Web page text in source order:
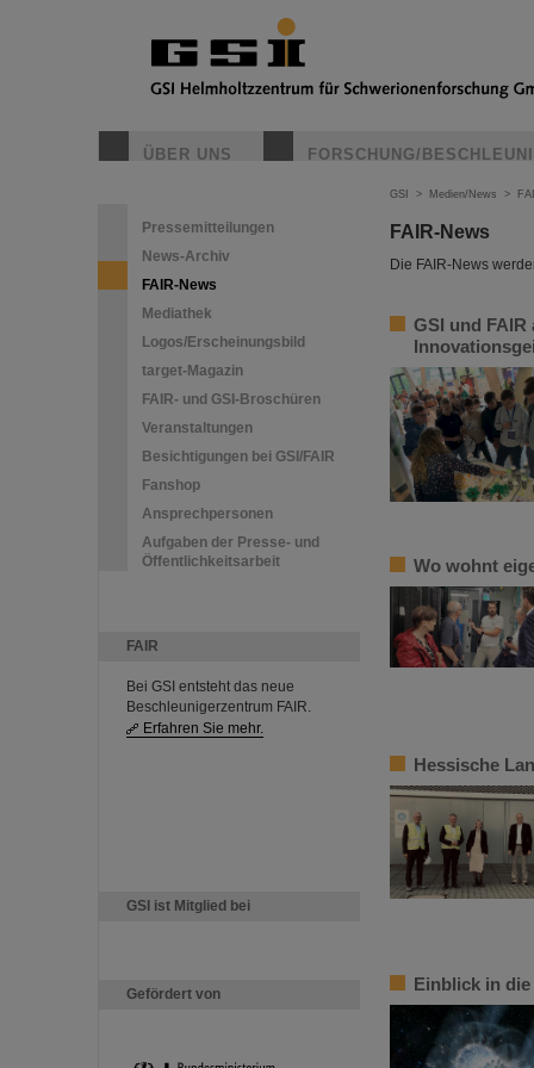
ÜBER UNS FORSCHUNG/
Pressemitteilungen
News-Archiv
FAIR-News
Mediathek
Logos/Erscheinungsbild
target-Magazin
FAIR- und GSI-Broschüren
Veranstaltungen
Besichtigungen bei GSI/FAIR
Fanshop
Ansprechpersonen
Aufgaben der Presse- und
Öffentlichkeitsarbeit
FAIR
Bei GSI entsteht das neue
Beschleunigerzentrum FAIR.
Erfahren Sie mehr.
GSI ist Mitglied bei
Gefördert von
GSI > Medien/News >
FAIR-News
Die FAIR-News
GSI und
Wo wohnt
Hessische
Einblick in